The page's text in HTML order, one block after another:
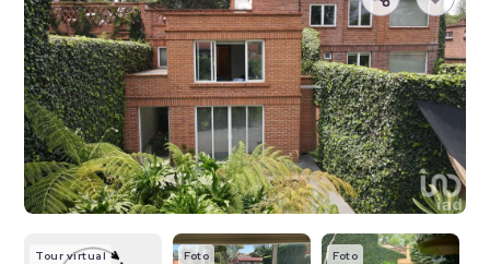
Tour virtual Foto Foto